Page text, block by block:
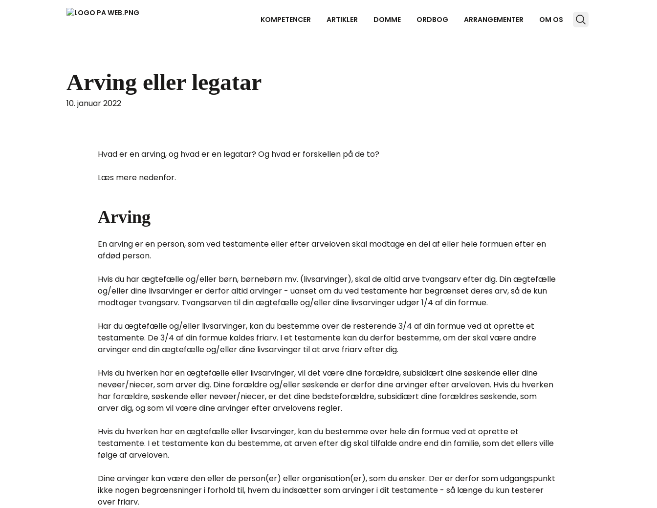
KOMPETENCER ARTIKLER DOMME ORDBOG ARRANGEMENTER OM OS
Arving eller legatar
10. januar 2022
Hvad er en arving, og hvad er en legatar? Og hvad er forskellen på de to?
Læs mere nedenfor.
Arving
En arving er en person, som ved testamente eller efter arveloven skal modtage en del af eller hele formuen efter en
afdød person.
Hvis du har ægtefælle og/eller børn, børnebørn mv. (livsarvinger), skal de altid arve tvangsarv efter dig. Din ægtefælle
og/eller dine livsarvinger er derfor altid arvinger - uanset om du ved testamente har begrænset deres arv, så de kun
modtager tvangsarv. Tvangsarven til din ægtefælle og/eller dine livsarvinger udgør 1/4 af din formue.
Har du ægtefælle og/eller livsarvinger, kan du bestemme over de resterende 3/4 af din formue ved at oprette et
testamente. De 3/4 af din formue kaldes friarv. I et testamente kan du derfor bestemme, om der skal være andre
arvinger end din ægtefælle og/eller dine livsarvinger til at arve friarv efter dig.
Hvis du hverken har en ægtefælle eller livsarvinger, vil det være dine forældre, subsidiært dine søskende eller dine
nevøer/niecer, som arver dig. Dine forældre og/eller søskende er derfor dine arvinger efter arveloven. Hvis du hverken
har forældre, søskende eller nevøer/niecer, er det dine bedsteforældre, subsidiært dine forældres søskende, som
arver dig, og som vil være dine arvinger efter arvelovens regler.
Hvis du hverken har en ægtefælle eller livsarvinger, kan du bestemme over hele din formue ved at oprette et
testamente. I et testamente kan du bestemme, at arven efter dig skal tilfalde andre end din familie, som det ellers ville
følge af arveloven.
Dine arvinger kan være den eller de person(er) eller organisation(er), som du ønsker. Der er derfor som udgangspunkt
ikke nogen begrænsninger i forhold til, hvem du indsætter som arvinger i dit testamente - så længe du kun testerer
over friarv.